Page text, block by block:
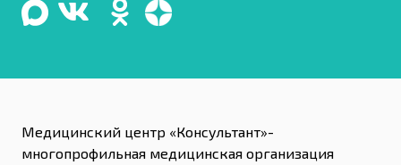
Медицинский центр «Консультант»-
многопрофильная медицинская организация